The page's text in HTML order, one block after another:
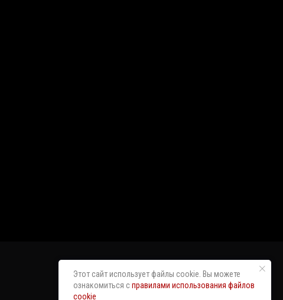
Этот сайт использует файлы cookie. Вы можете
ознакомиться справилами использования файлов
cookie